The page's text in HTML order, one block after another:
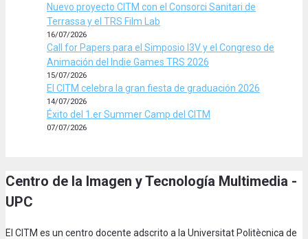
Nuevo proyecto CITM con el Consorci Sanitari de
Terrassa y el TRS Film Lab
16/07/2026
Call for Papers para el Simposio I3V y el Congreso de
Animación del Indie Games TRS 2026
15/07/2026
El CITM celebra la gran fiesta de graduación 2026
14/07/2026
Éxito del 1.er Summer Camp del CITM
07/07/2026
Centro de la Imagen y Tecnología Multimedia -
UPC
El CITM es un centro docente adscrito a la Universitat Politècnica de